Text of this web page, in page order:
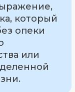
который
опеки
или